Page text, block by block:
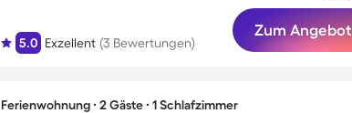
5.0 Exzellent (3 Bewertungen)
Zum Angebot
Ferienwohnung ∙ 2 Gäste ∙ 1 Schlafzimmer